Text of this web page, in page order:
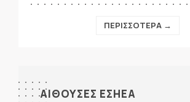
ΠΕΡΙΣΣΟΤΕΡΑ →
ΑΙΘΟΥΣΕΣ ΕΣΗΕΑ